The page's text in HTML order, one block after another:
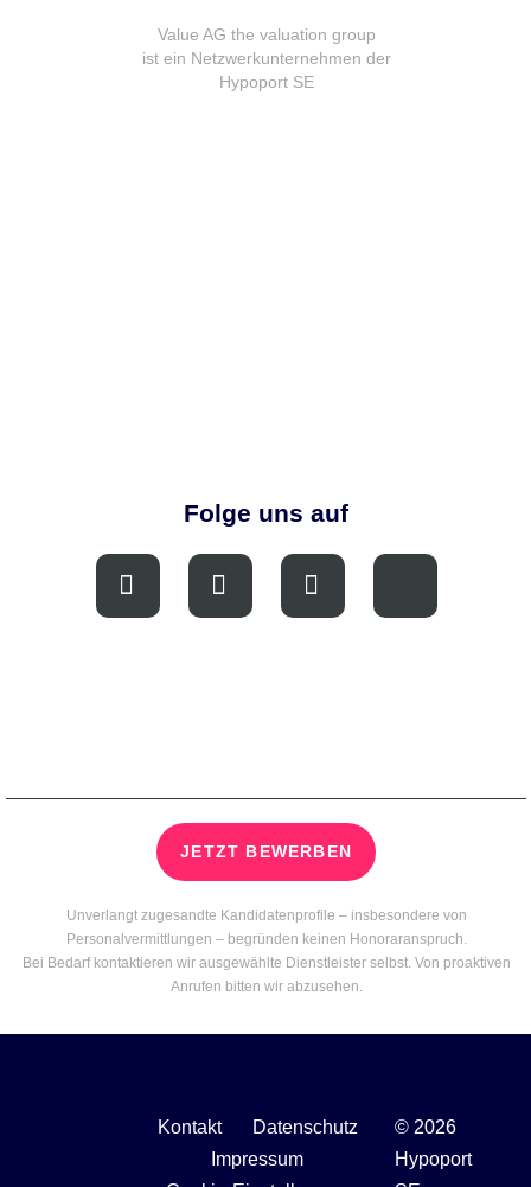
Value AG the valuation group
ist ein Netzwerkunternehmen der
Hypoport SE
Folge uns auf
JETZT BEWERBEN
Unverlangt zugesandte Kandidatenprofile – insbesondere von
Personalvermittlungen – begründen keinen Honoraranspruch.
Bei Bedarf kontaktieren wir ausgewählte Dienstleister selbst. Von proaktiven
Anrufen bitten wir abzusehen.
Kontakt
Datenschutz
Impressum
© 2026
Hypoport